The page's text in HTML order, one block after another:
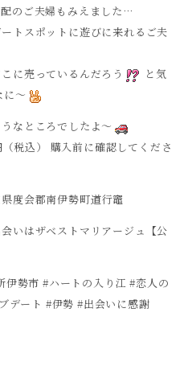
のご夫婦もみえました…
トスポットに遊びに来れるご夫
に売っているんだろう
と気
～
なところでしたよ～
込） 購入前に確認してくださ
度会郡南伊勢町道行竈
いはザベストマリアージュ【公
伊勢市#ハートの入り江 #恋人の
デート #伊勢 #出会いに感謝